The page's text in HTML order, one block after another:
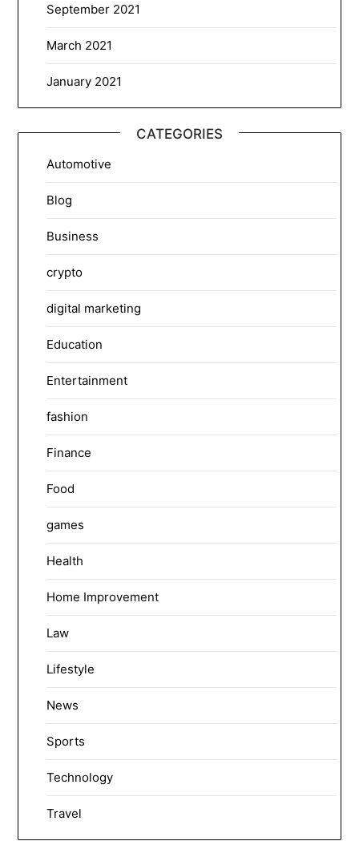
September 2021
March 2021
January 2021
CATEGORIES
Automotive
Blog
Business
crypto
digital marketing
Education
Entertainment
fashion
Finance
Food
games
Health
Home Improvement
Law
Lifestyle
News
Sports
Technology
Travel